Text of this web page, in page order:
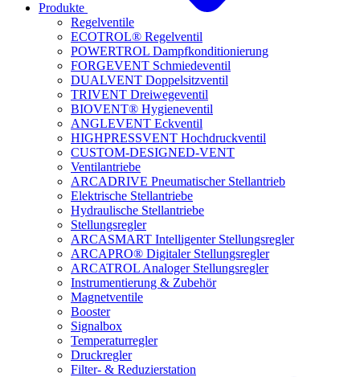
Produkte
Regelventile
ECOTROL® Regelventil
POWERTROL Dampfkonditionierung
FORGEVENT Schmiedeventil
DUALVENT Doppelsitzventil
TRIVENT Dreiwegeventil
BIOVENT® Hygieneventil
ANGLEVENT Eckventil
HIGHPRESSVENT Hochdruckventil
CUSTOM-DESIGNED-VENT
Ventilantriebe
ARCADRIVE Pneumatischer Stellantrieb
Elektrische Stellantriebe
Hydraulische Stellantriebe
Stellungsregler
ARCASMART Intelligenter Stellungsregler
ARCAPRO® Digitaler Stellungsregler
ARCATROL Analoger Stellungsregler
Instrumentierung & Zubehör
Magnetventile
Booster
Signalbox
Temperaturregler
Druckregler
Filter- & Reduzierstation